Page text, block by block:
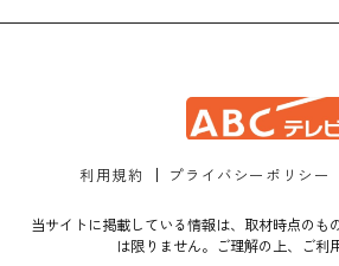
利用規約 プライバシーポリシー
当サイトに掲載している情報は、取材時点のも
は限りません。ご理解の上、ご利